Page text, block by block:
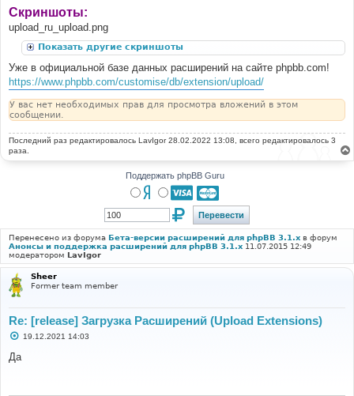
Скриншоты:
upload_ru_upload.png
Показать другие скриншоты
Уже в официальной базе данных расширений на сайте phpbb.com!
https://www.phpbb.com/customise/db/extension/upload/
У вас нет необходимых прав для просмотра вложений в этом
сообщении.
Последний раз редактировалось LavIgor28.02.2022 13:08, всего редактировалось 3
раза.
Поддержать phpBB Guru
Перенесено из форума Бета-версии расширений для phpBB 3.1.x в форум
Анонсы и поддержка расширений для phpBB 3.1.x 11.07.2015 12:49
модератором LavIgor
Sheer
Former team member
Re: [release] Загрузка Расширений (Upload Extensions)
С
о
б
19.12.2021 14:03
Да